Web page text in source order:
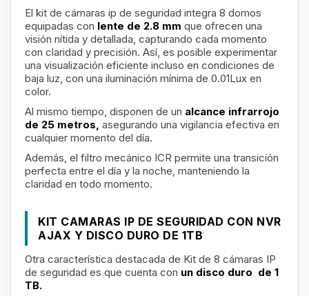
El kit de cámaras ip de seguridad integra 8 domos
equipadas con lente de 2.8 mm que ofrecen una
visión nítida y detallada, capturando cada momento
con claridad y precisión. Así, es posible experimentar
una visualización eficiente incluso en condiciones de
baja luz, con una iluminación mínima de 0.01Lux en
color.
Al mismo tiempo, disponen de un alcance infrarrojo
de 25 metros, asegurando una vigilancia efectiva en
cualquier momento del día.
Además, el filtro mecánico ICR permite una transición
perfecta entre el día y la noche, manteniendo la
claridad en todo momento.
KIT CAMARAS IP DE SEGURIDAD CON NVR
AJAX Y DISCO DURO DE 1TB
Otra característica destacada de Kit de 8 cámaras IP
de seguridad es que cuenta con un disco duro de 1
TB.